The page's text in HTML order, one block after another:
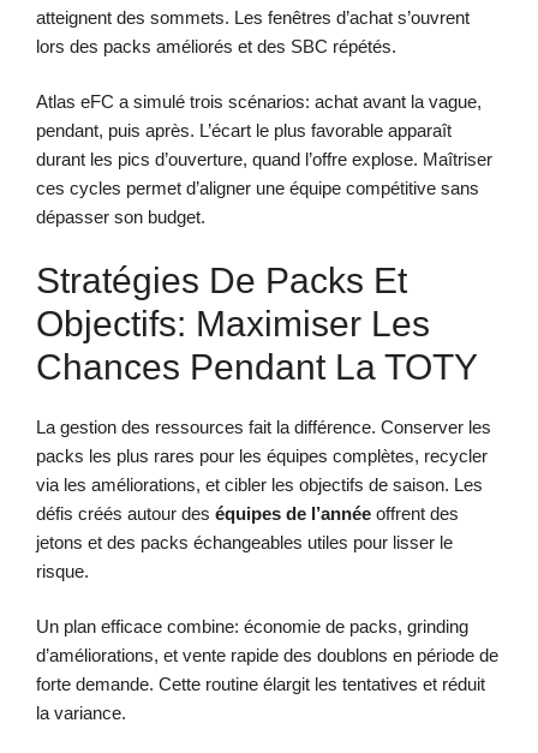
atteignent des sommets. Les fenêtres d’achat s’ouvrent
lors des packs améliorés et des SBC répétés.
Atlas eFC a simulé trois scénarios: achat avant la vague,
pendant, puis après. L’écart le plus favorable apparaît
durant les pics d’ouverture, quand l’offre explose. Maîtriser
ces cycles permet d’aligner une équipe compétitive sans
dépasser son budget.
Stratégies De Packs Et
Objectifs: Maximiser Les
Chances Pendant La TOTY
La gestion des ressources fait la différence. Conserver les
packs les plus rares pour les équipes complètes, recycler
via les améliorations, et cibler les objectifs de saison. Les
défis créés autour des équipes de l’année offrent des
jetons et des packs échangeables utiles pour lisser le
risque.
Un plan efficace combine: économie de packs, grinding
d’améliorations, et vente rapide des doublons en période de
forte demande. Cette routine élargit les tentatives et réduit
la variance.